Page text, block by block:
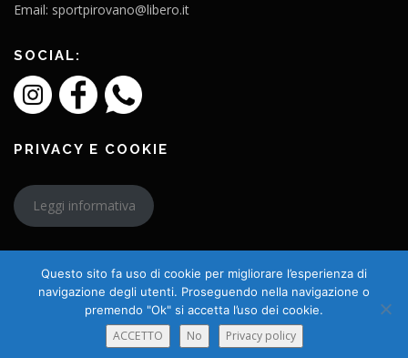
Email: sportpirovano@libero.it
SOCIAL:
PRIVACY E COOKIE
Leggi informativa
Copyright © 2026 L'Amico Charly
Questo sito fa uso di cookie per migliorare l’esperienza di
navigazione degli utenti. Proseguendo nella navigazione o
premendo "Ok" si accetta l’uso dei cookie.
ACCETTO No Privacy policy